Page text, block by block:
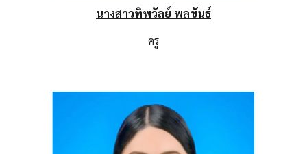
นางสาวทิพวัลย์ พลขันธ์
ครู